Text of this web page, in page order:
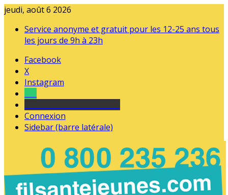
jeudi, août 6 2026
Service anonyme et gratuit pour les 12-25 ans tous
les jours de 9h à 23h
Facebook
X
Instagram
Connexion
Sidebar (barre latérale)